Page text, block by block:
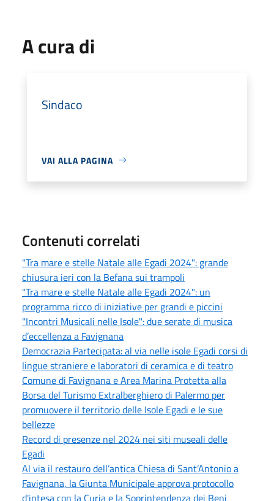
A cura di
Sindaco
VAI ALLA PAGINA
Contenuti correlati
"Tra mare e stelle Natale alle Egadi 2024": grande
chiusura ieri con la Befana sui trampoli
"Tra mare e stelle Natale alle Egadi 2024": un
programma ricco di iniziative per grandi e piccini
"Incontri Musicali nelle Isole": due serate di musica
d’eccellenza a Favignana
Democrazia Partecipata: al via nelle isole Egadi corsi di
lingue straniere e laboratori di ceramica e di teatro
Comune di Favignana e Area Marina Protetta alla
Borsa del Turismo Extralberghiero di Palermo per
promuovere il territorio delle Isole Egadi e le sue
bellezze
Record di presenze nel 2024 nei siti museali delle
Egadi
Al via il restauro dell’antica Chiesa di Sant’Antonio a
Favignana, la Giunta Municipale approva protocollo
d'intesa con la Curia e la Soprintendenza dei Beni